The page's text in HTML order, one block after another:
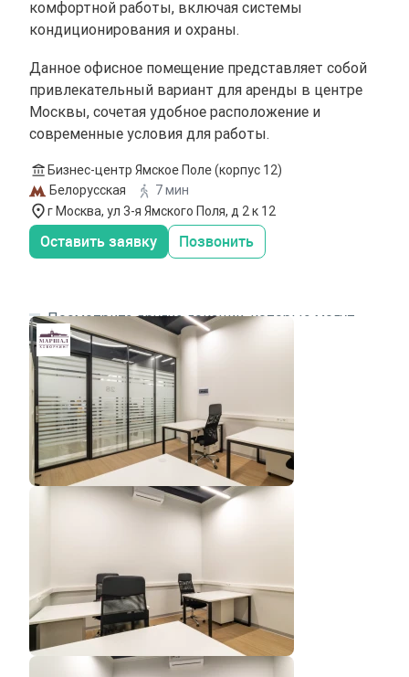
комфортной работы, включая системы
кондиционирования и охраны.
Данное офисное помещение представляет собой
привлекательный вариант для аренды в центре
Москвы, сочетая удобное расположение и
современные условия для работы.
Бизнес-центр Ямское Поле (корпус 12)
Белорусская
7 мин
г Москва, ул 3-я Ямского Поля, д 2 к 12
Оставить заявку Позвонить
Посмотрите другие локации, которые могут
подходить под ваш запрос